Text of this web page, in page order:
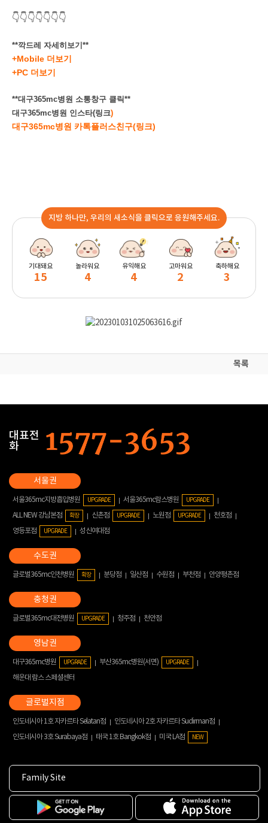
👇👇👇👇👇👇👇
**깍드레 자세히보기**
+Mobile 더보기
+PC 더보기
**대구365mc병원 소통창구 클릭**
대구365mc병원 인스타(링크)
대구365mc병원 카톡플러스친구(링크)
지방 하나만, 우리의 새소식을 클릭으로 응원해주세요.
기대돼요
15
놀라워요
4
유익해요
4
고마워요
2
축하해요
3
목록
대표전
화
서울365mc지방흡입병원 UPGRADE 서울365mc람스병원 UPGRADE
ALL NEW 강남본점 확장 신촌점 UPGRADE 노원점 UPGRADE
천호점
영등포점
UPGRADE 성신여대점
글로벌365mc인천병원 확장 분당점 일산점 수원점 부천점 안양평촌점
글로벌365mc대전병원 UPGRADE 청주점 천안점
대구365mc병원 UPGRADE 부산365mc병원(서면) UPGRADE
해운대 람스 스페셜센터
인도네시아 1호 자카르타 Selatan점
인도네시아 2호 자카르타 Sudirman점
인도네시아 3호 Surabaya점
태국 1호 Bangkok점 미국 LA점 NEW
Family Site